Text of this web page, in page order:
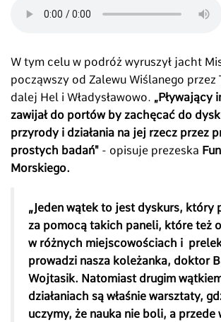
W tym celu w podróż wyruszył jacht
począwszy od Zalewu Wiślanego przez
dalej Hel i Władysławowo. „Pływający
zawijał do portów by zachęcać do
przyrody i działania na jej rzecz przez
prostych badań" - opisuje prezeska
Morskiego.
„Jeden wątek to jest dyskurs, który
za pomocą takich paneli, które też
w różnych miejscowościach i
prowadzi nasza koleżanka, doktor
Wojtasik. Natomiast drugim
działaniach są właśnie warsztaty,
uczymy, że nauka nie boli, a przede